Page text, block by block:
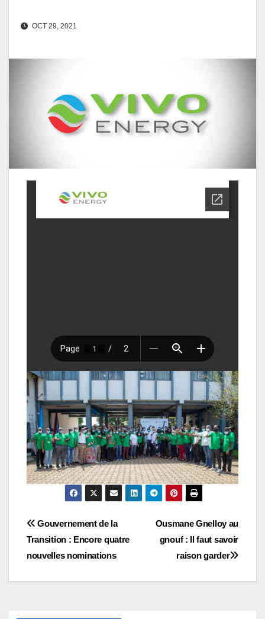
OCT 29, 2021
Navigation
de
l’article
Ousmane Gnelloy au
gnouf : Il faut savoir
raison garder
Gouvernement de la
Transition : Encore quatre
nouvelles nominations